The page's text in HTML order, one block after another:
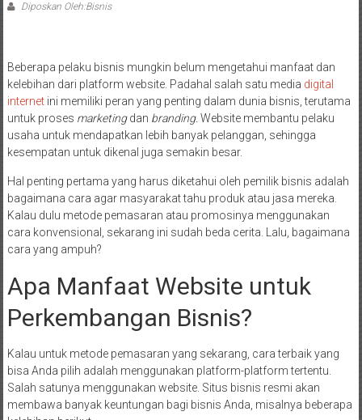
Diposkan Oleh:Bisnis
Beberapa pelaku bisnis mungkin belum mengetahui manfaat dan
kelebihan dari platform website. Padahal salah satu media digital
internetini memiliki peran yang penting dalam dunia bisnis, terutama
untuk proses marketingdan branding. Website membantu pelaku
usaha untuk mendapatkan lebih banyak pelanggan, sehingga
kesempatan untuk dikenal juga semakin besar.
Hal penting pertama yang harus diketahui oleh pemilik bisnis adalah
bagaimana cara agar masyarakat tahu produk atau jasa mereka.
Kalau dulu metode pemasaran atau promosinya menggunakan
cara konvensional, sekarang ini sudah beda cerita. Lalu, bagaimana
cara yang ampuh?
Apa Manfaat Website untuk
Perkembangan Bisnis?
Kalau untuk metode pemasaran yang sekarang, cara terbaik yang
bisa Anda pilih adalah menggunakan platform-platform tertentu.
Salah satunya menggunakan website. Situs bisnis resmi akan
membawa banyak keuntungan bagi bisnis Anda, misalnya beberapa